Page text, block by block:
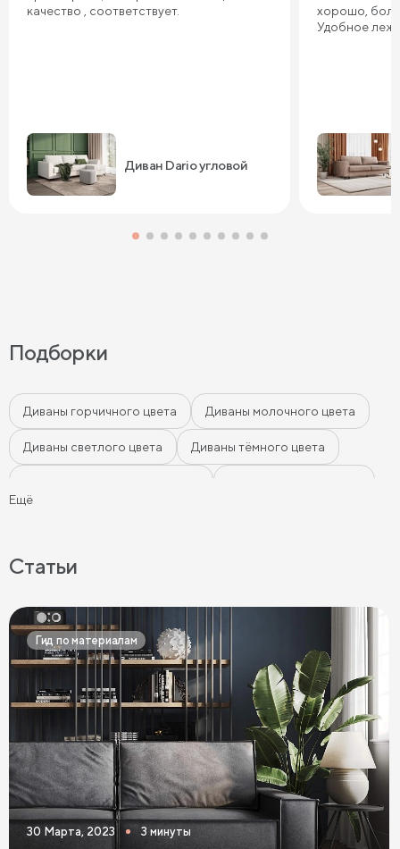
качество , соответствует.
Диван Dario угловой
хорошо,
Удобное
Подборки
Диваны горчичного цвета Диваны молочного цвета
Диваны светлого цвета Диваны тёмного цвета
Фиолетовые диваны Оранжевые диваны
Желтые диваны Красные диваны
Диваны шириной 110 см Раскладные диваны
Диваны в скандинавском стиле Диваны в стиле лофт
Белые диваны Бежевые диваны Зеленые диваны
Голубые диваны Выдвижные диваны
Диваны Пантограф Диваны Аккордеон
Ещё
Статьи
Гид по материалам
30 Марта, 2023 3 минуты